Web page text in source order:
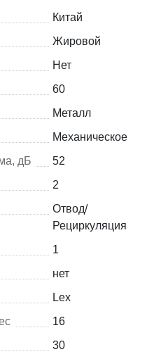
Китай
Жировой
Нет
60
Металл
Механическое
дБ
52
2
Отвод/
Рециркуляция
1
нет
Lex
16
30